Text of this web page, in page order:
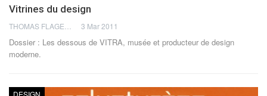
Vitrines du design
3 Mar 2011
Dossier : Les dessous de VITRA, musée et producteur de design
moderne.
DESIGN